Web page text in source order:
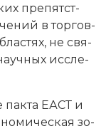
пре­пят­ст­
в тор­гов­
не свя­
ис­сле­
пак­та ЕАСТ и
зо­